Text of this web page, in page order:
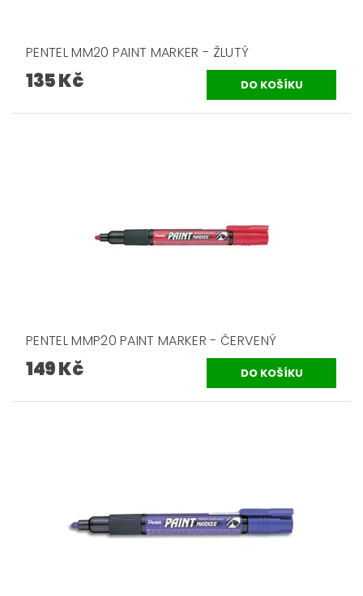
PENTEL MM20 PAINT MARKER - ŽLUTÝ
135 Kč
PENTEL MMP20 PAINT MARKER - ČERVENÝ
149 Kč